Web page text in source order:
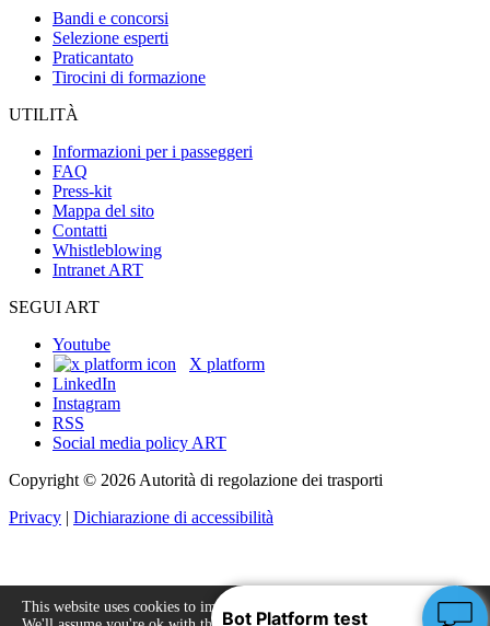
Bandi e concorsi
Selezione esperti
Praticantato
Tirocini di formazione
UTILITÀ
Informazioni per i passeggeri
FAQ
Press-kit
Mappa del sito
Contatti
Whistleblowing
Intranet ART
SEGUI ART
Youtube
X platform
LinkedIn
Instagram
RSS
Social media policy ART
Copyright © 2026 Autorità di regolazione dei trasporti
Privacy | Dichiarazione di accessibilità
This website uses cookies to improve your experience.